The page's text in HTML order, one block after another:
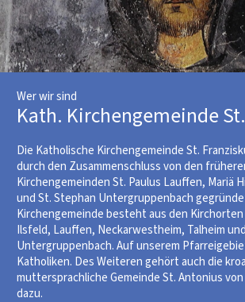
Wer wir sind
Kath. Kirchengemeinde
Die Katholische Kirchengemeinde St.
durch den Zusammenschluss von den
Kirchengemeinden St. Paulus Lauffen, Mariä
und St. Stephan Untergruppenbach
Kirchengemeinde besteht aus den
Ilsfeld, Lauffen, Neckarwestheim, Talheim und
Untergruppenbach. Auf unserem
Katholiken. Des Weiteren gehört auch die
muttersprachliche Gemeinde St. Antonius
dazu.